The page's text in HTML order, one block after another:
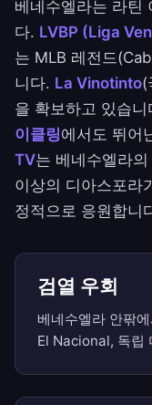
베네수엘라는 라틴
다. LVBP (Liga
는 MLB 레전드
니다. La Vinotinto(
을 확보하고 있습
이클링에서도 뛰어
TV는 베네수엘라
이상의 디아스포라
정적으로 응원합니
검열 우회
베네수엘라 안팎
El Nacional, 독립